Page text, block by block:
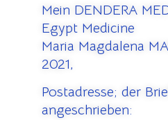
Mein DENDERA
Egypt Medicine
Maria Magdalena
2021,
Postadresse; der
angeschrieben: